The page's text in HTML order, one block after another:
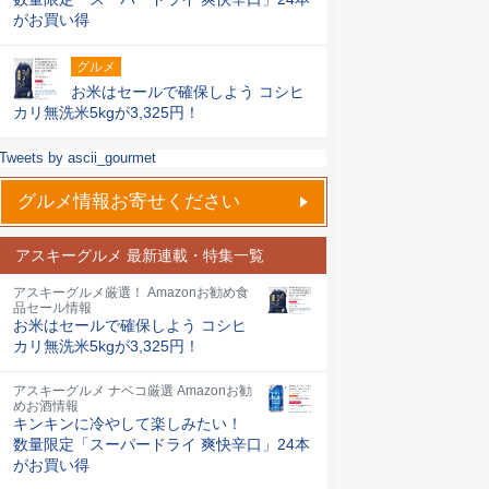
がお買い得
グルメ
お米はセールで確保しよう コシヒ
カリ無洗米5kgが3,325円！
Tweets by ascii_gourmet
グルメ情報お寄せください
アスキーグルメ 最新連載・特集一覧
アスキーグルメ厳選！ Amazonお勧め食
品セール情報
お米はセールで確保しよう コシヒ
カリ無洗米5kgが3,325円！
アスキーグルメ ナベコ厳選 Amazonお勧
めお酒情報
キンキンに冷やして楽しみたい！
数量限定「スーパードライ 爽快辛口」24本
がお買い得